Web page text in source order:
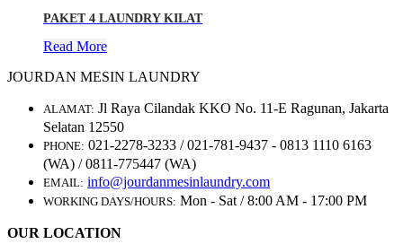
PAKET 4 LAUNDRY KILAT
Read More
JOURDAN MESIN LAUNDRY
ALAMAT: Jl Raya Cilandak KKO No. 11-E Ragunan, Jakarta
Selatan 12550
PHONE: 021-2278-3233 / 021-781-9437 - 0813 1110 6163
(WA) / 0811-775447 (WA)
EMAIL: info@jourdanmesinlaundry.com
WORKING DAYS/HOURS: Mon - Sat / 8:00 AM - 17:00 PM
OUR LOCATION